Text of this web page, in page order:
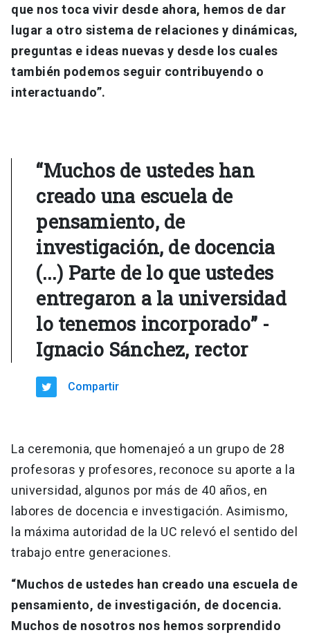
que nos toca vivir desde ahora, hemos de dar
lugar a otro sistema de relaciones y dinámicas,
preguntas e ideas nuevas y desde los cuales
también podemos seguir contribuyendo o
interactuando”.
“Muchos de ustedes han
creado una escuela de
pensamiento, de
investigación, de docencia
(...) Parte de lo que ustedes
entregaron a la universidad
lo tenemos incorporado” -
Ignacio Sánchez, rector
Compartir
La ceremonia, que homenajeó a un grupo de 28
profesoras y profesores, reconoce su aporte a la
universidad, algunos por más de 40 años, en
labores de docencia e investigación. Asimismo,
la máxima autoridad de la UC relevó el sentido del
trabajo entre generaciones.
“Muchos de ustedes han creado una escuela de
pensamiento, de investigación, de docencia.
Muchos de nosotros nos hemos sorprendido